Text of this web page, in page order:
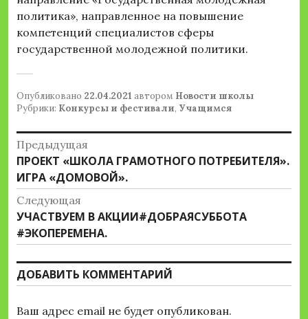
политика», направленное на повышение
компетенций специалистов сферы
государственной молодежной политики.
Опубликовано 22.04.2021 автором Новости школы
Рубрики: Конкурсы и фестивали, Учащимся
Навигация
по
записям
Предыдущая
Предыдущая
запись:
ПРОЕКТ «ШКОЛА ГРАМОТНОГО ПОТРЕБИТЕЛЯ».
ИГРА «ДОМОВОЙ».
Следующая
Следующая
запись:
УЧАСТВУЕМ В АКЦИИ#ДОБРАЯСУББОТА
#ЭКОПЕРЕМЕНА.
ДОБАВИТЬ КОММЕНТАРИЙ
Ваш адрес email не будет опубликован.